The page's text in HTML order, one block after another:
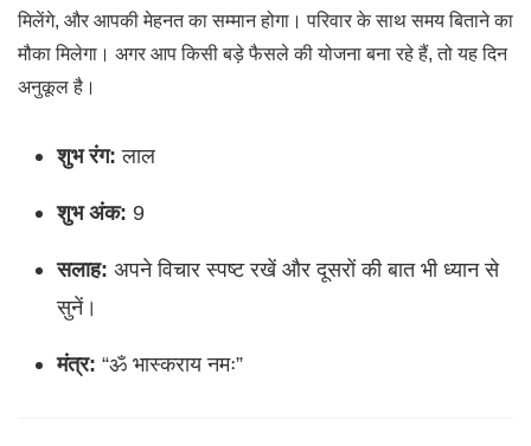
मिलेंगे, और आपकी मेहनत का सम्मान होगा। परिवार के साथ समय बिताने का
मौका मिलेगा। अगर आप किसी बड़े फैसले की योजना बना रहे हैं, तो यह दिन
अनुकूल है।
शुभ रंग: लाल
शुभ अंक: 9
सलाह: अपने विचार स्पष्ट रखें और दूसरों की बात भी ध्यान से
सुनें।
मंत्र: “ॐ भास्कराय नमः”